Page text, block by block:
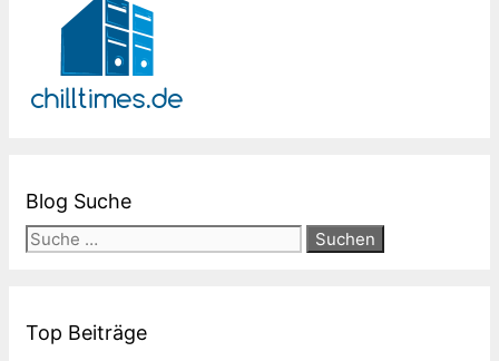
Blog Suche
Suche
nach:
Top Beiträge